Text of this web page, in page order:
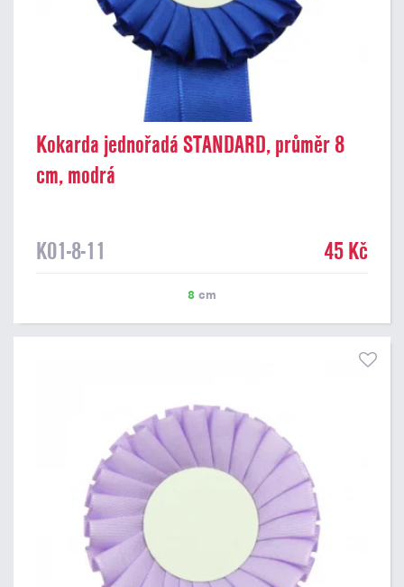
Kokarda jednořadá STANDARD, průměr 8
cm, modrá
K01-8-11 45 Kč
8 cm